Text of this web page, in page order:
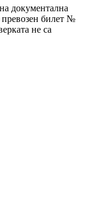
документална
превозен билет №
не са